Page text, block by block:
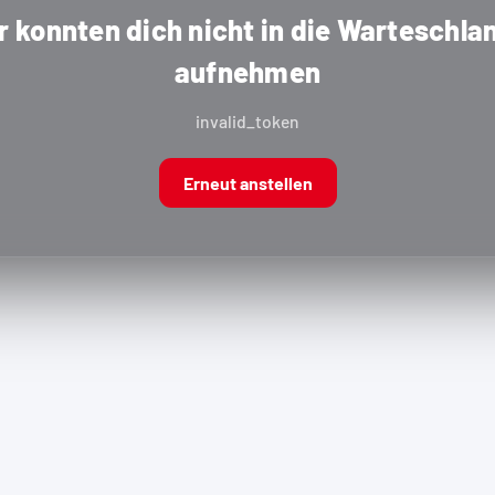
konnten dich nicht in die
aufnehmen
invalid_token
Erneut anstellen